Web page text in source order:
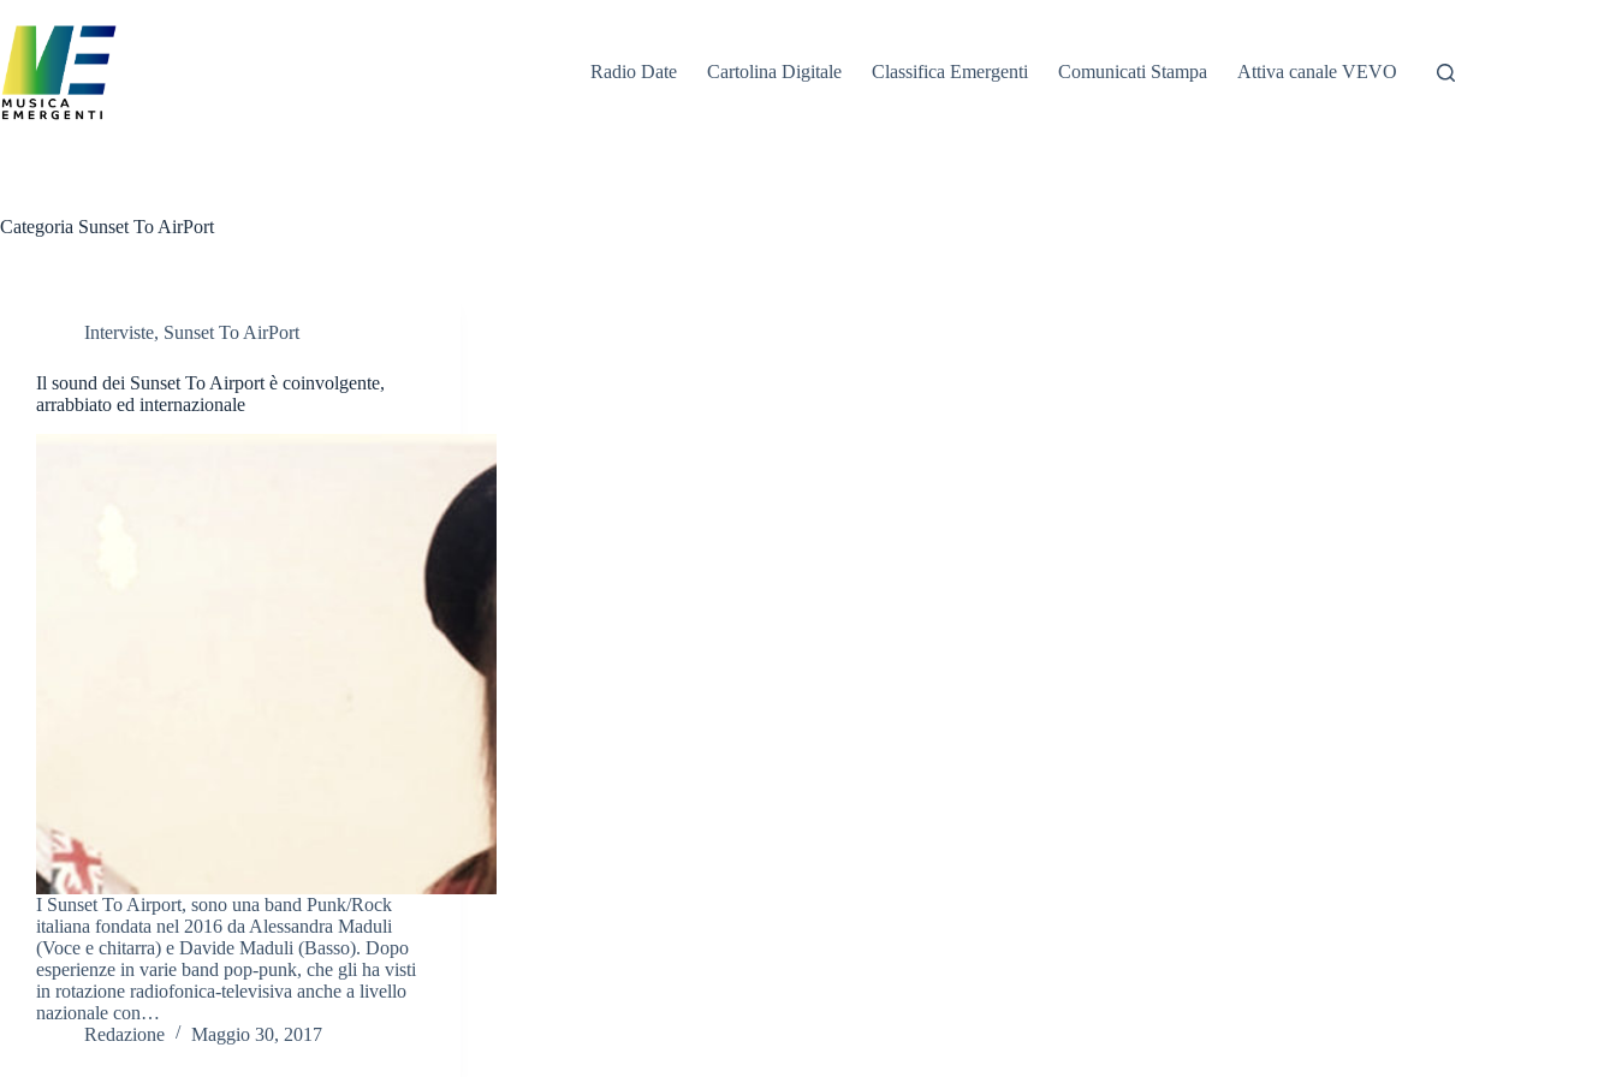
contenuto
Radio Date
Cartolina Digitale Classifica Emergenti Comunicati Stampa Attiva canale VEVO
Categoria Sunset To AirPort
Interviste, Sunset To AirPort
Il sound dei Sunset To Airport è coinvolgente,
arrabbiato ed internazionale
I Sunset To Airport, sono una band Punk/Rock
italiana fondata nel 2016 da Alessandra Maduli
(Voce e chitarra) e Davide Maduli (Basso). Dopo
esperienze in varie band pop-punk, che gli ha visti
in rotazione radiofonica-televisiva anche a livello
nazionale con…
Redazione
Maggio 30, 2017